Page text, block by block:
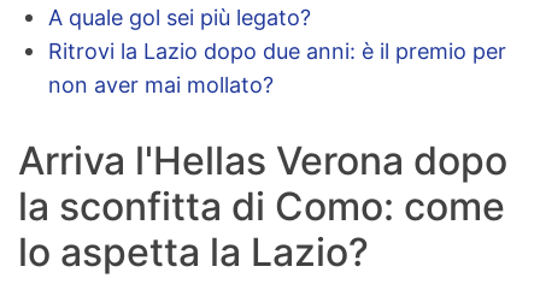
A quale gol sei più legato?
Ritrovi la Lazio dopo due anni: è il premio per
non aver mai mollato?
Arriva l'Hellas Verona dopo
la sconfitta di Como: come
lo aspetta la Lazio?